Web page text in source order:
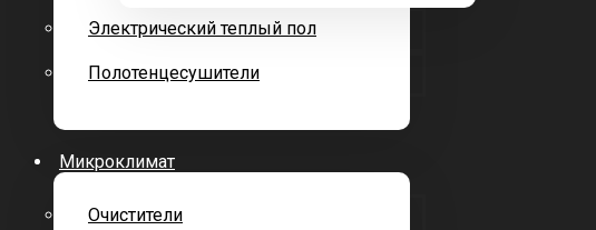
Электрический теплый пол
Полотенцесушители
Микроклимат
Очистители